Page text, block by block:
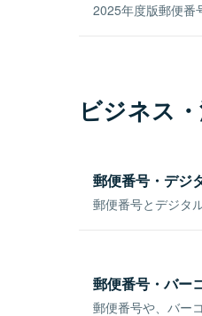
2025年度版郵便番
ビジネス
郵便番号・デジ
郵便番号とデジタ
郵便番号・バー
郵便番号や、バー